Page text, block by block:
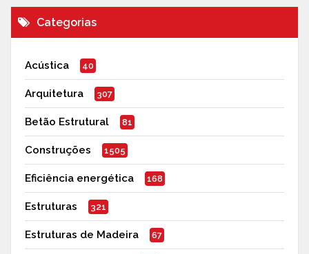
Categorias
Acústica 40
Arquitetura 307
Betão Estrutural 81
Construções 1505
Eficiência energética 168
Estruturas 321
Estruturas de Madeira 67